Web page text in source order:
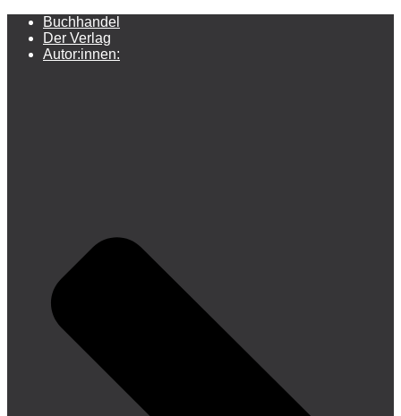
Buchhandel
Der Verlag
Autor:innen: